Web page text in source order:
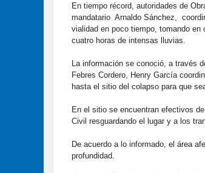
En tiempo récord, autoridades de
mandatario Arnaldo Sánchez,
vialidad en poco tiempo, tomando
cuatro horas de intensas lluvias.
La información se conoció, a través
Febres Cordero, Henry García
hasta el sitio del colapso para que
En el sitio se encuentran efectivos
Civil resguardando el lugar y a los
De acuerdo a lo informado, el área
profundidad.